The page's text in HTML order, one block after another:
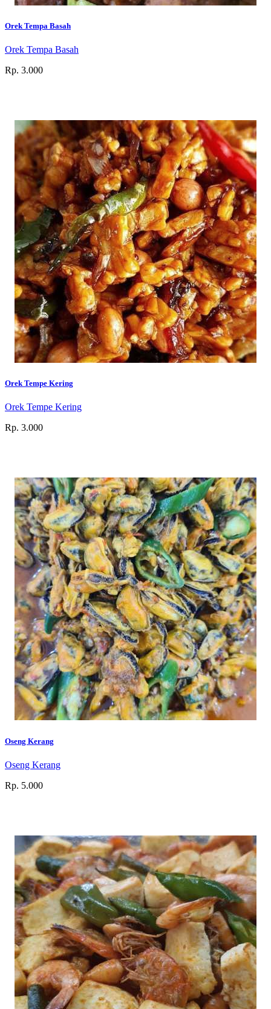
Orek Tempa Basah
Orek Tempa Basah
Rp. 3.000
Orek Tempe Kering
Orek Tempe Kering
Rp. 3.000
Oseng Kerang
Oseng Kerang
Rp. 5.000